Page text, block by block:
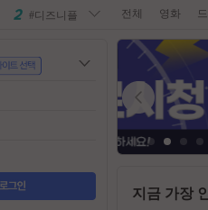
러스
#유쾌한
로
#외계인
#소지섭
#전지현
전체 영화
지금 가장